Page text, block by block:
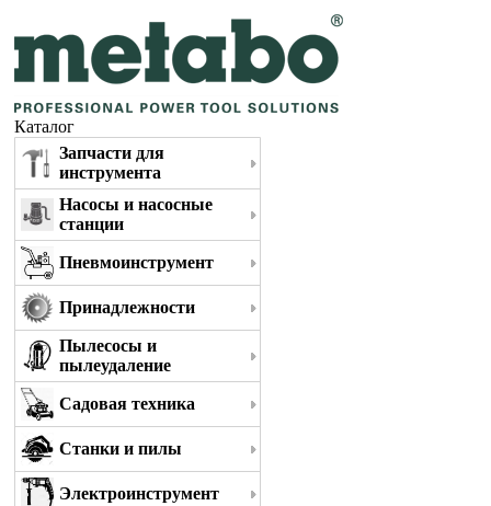
Каталог
Запчасти для
инструмента
Насосы и насосные
станции
Пневмоинструмент
Принадлежности
Пылесосы и
пылеудаление
Садовая техника
Станки и пилы
Электроинструмент